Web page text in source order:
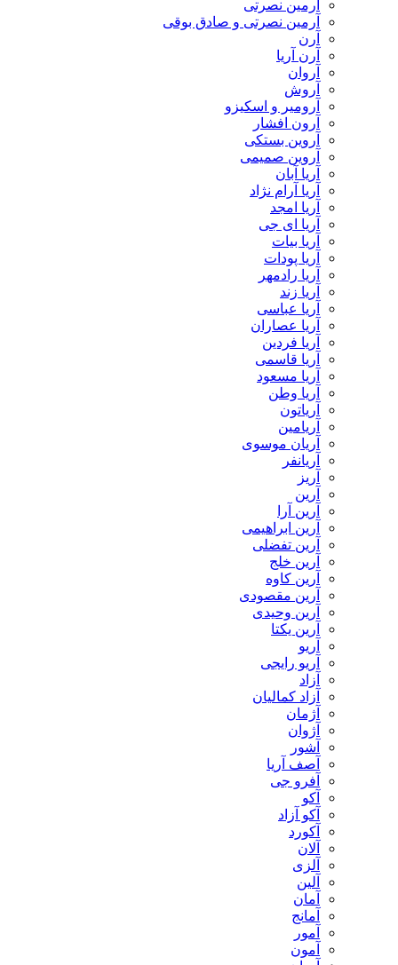
آرمین نصرتی
آرمین نصرتی و صادق بوقی
آرن
آرن آریا
آروان
آروش
آرومیر و اسکیزو
آرون افشار
آروین بستکی
آروین صمیمی
آریا آبان
آریا آرام نژاد
آریا امجد
آریا ای جی
آریا بیات
آریا پودات
آریا رادمهر
آریا زند
آریا عباسی
آریا عصاران
آریا فردین
آریا قاسمی
آریا مسعود
آریا وطن
آریاتون
آریامین
آریان موسوی
آریانفر
آریز
آرین
آرین آرا
آرین ابراهیمی
آرین تفضلی
آرین خلج
آرین کاوه
آرین مقصودی
آرین وحیدی
آرین یکتا
آریو
آریو رایجی
آزاد
آزاد کمالیان
آژمان
آژوان
آشور
آصف آریا
آفرو جی
آکو
آکو آزاد
آکورد
آلان
آلزی
آلین
آمان
آمانج
آمور
آمون